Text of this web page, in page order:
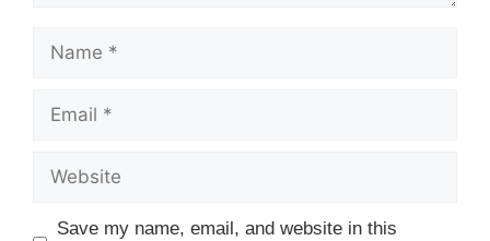
Name
Email
Website
Save my name, email, and website in this